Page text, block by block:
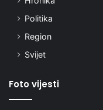
Politika
Region
Svijet
Foto vijesti